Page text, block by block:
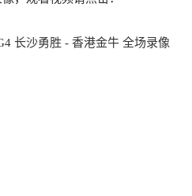
长沙勇胜 - 香港金牛 全场录像